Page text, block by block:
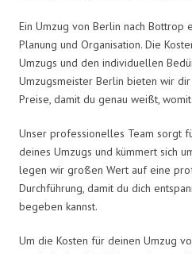
Ein Umzug von Berlin nach
Planung und Organisation. Die
Umzugs und den individuellen
Umzugsmeister Berlin bieten wir
Preise, damit du genau weißt,
Unser professionelles Team sorgt
deines Umzugs und kümmert sich
legen wir großen Wert auf eine
Durchführung, damit du dich
begeben kannst.
Um die Kosten für deinen Umzug